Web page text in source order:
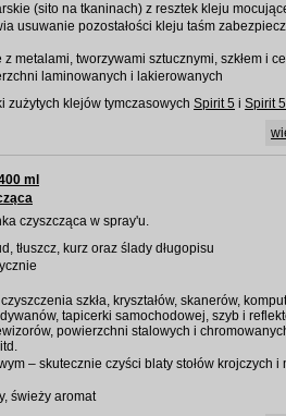
(sito na tkaninach) z resztek kleju
usuwanie pozostałości kleju taśm
metalami, tworzywami sztucznymi, szkłem i
laminowanych i lakierowanych
zużytych klejów tymczasowych Spirit 5 i Spirit
ml
czyszcząca w spray'u.
tłuszcz, kurz oraz ślady długopisu
szkła, kryształów, skanerów,
tapicerki samochodowej, szyb i
powierzchni stalowych i
– skutecznie czyści blaty stołów krojczych i
świeży aromat